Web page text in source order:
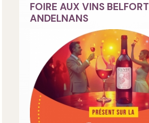
FOIRE AUX VINS BELFORT
ANDELNANS